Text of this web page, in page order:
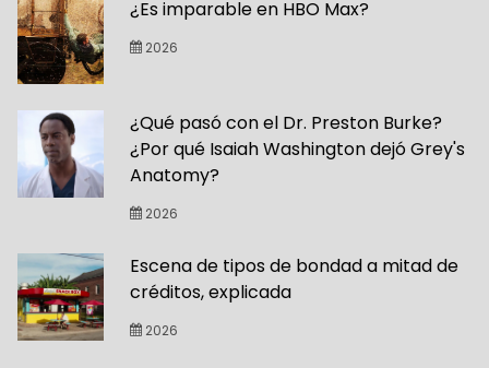
¿Es imparable en HBO Max?
2026
¿Qué pasó con el Dr. Preston Burke?
¿Por qué Isaiah Washington dejó Grey's
Anatomy?
2026
Escena de tipos de bondad a mitad de
créditos, explicada
2026